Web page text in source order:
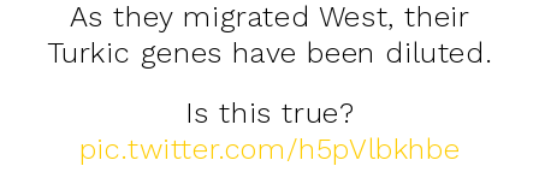
As they migrated West, their
Turkic genes have been diluted.
Is this true?
pic.twitter.com/h5pVlbkhbe